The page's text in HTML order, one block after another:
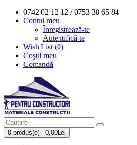
0742 02 12 12 / 0753 38 65 84
Contul meu
Înregistrează-te
Autentifică-te
Wish List (0)
Coşul meu
Comandă
0 produs(e) - 0,00Lei